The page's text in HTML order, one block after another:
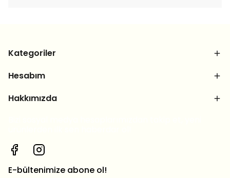
Kategoriler
Hesabım
Hakkımızda
E-bültenimize abone ol!